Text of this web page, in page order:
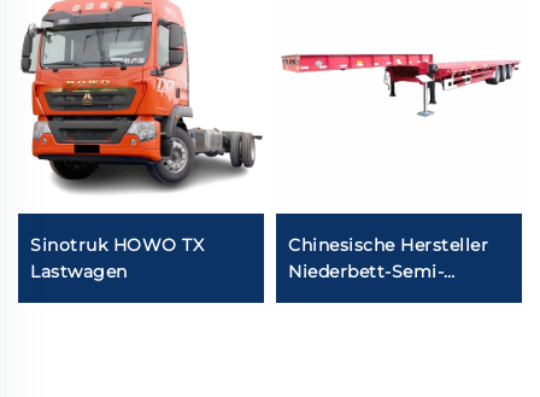
Sinotruk HOWO TX
Lastwagen
Chinesische Hersteller
Niederbett-Semi-
Anhänger 3/4/5 Achsen